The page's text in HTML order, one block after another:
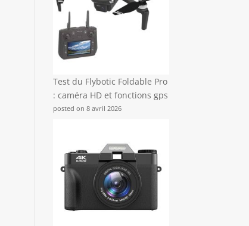
Test du Flybotic Foldable Pro
: caméra HD et fonctions gps
posted on 8 avril 2026